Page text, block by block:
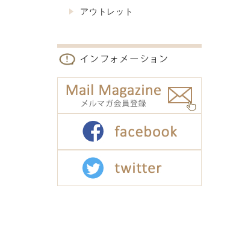
アウトレット